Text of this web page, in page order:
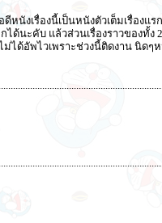
ดีหนังเรื่องนี้เป็นหนังตัวเต็มเรื่องแ
ด้นะคับ แล้วส่วนเรื่องราวของทั้ง
ได้อัพไวเพราะช่วงนี้ติดงาน นิด